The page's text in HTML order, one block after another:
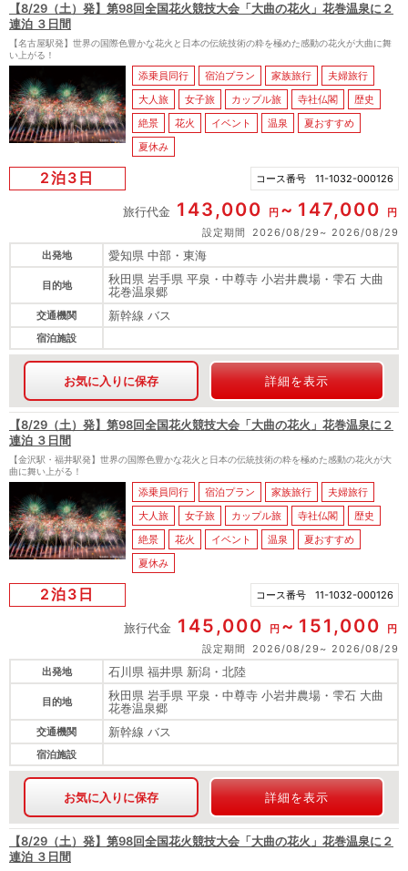
【8/29（土）発】第98回全国花火競技大会「大曲の花火」花巻温泉に２
連泊 ３日間
【名古屋駅発】世界の国際色豊かな花火と日本の伝統技術の粋を極めた感動の花火が大曲に舞
い上がる！
添乗員同行 宿泊プラン 家族旅行
夫婦旅行
大人旅
女子旅 カップル旅 寺社仏閣
歴史
絶景
花火 イベント 温泉
夏おすすめ
夏休み
2泊3日 コース番号 11-1032-000126
旅行代金 143,000 円 147,000
円
設定期間
2026/08/29
2026/08/29
出発地
愛知県 中部・東海
目的地
秋田県 岩手県 平泉・中尊寺 小岩井農場・雫石 大曲
花巻温泉郷
交通機関 新幹線 バス
宿泊施設
お気に入りに保存 詳細を表示
【8/29（土）発】第98回全国花火競技大会「大曲の花火」花巻温泉に２
連泊 ３日間
【金沢駅・福井駅発】世界の国際色豊かな花火と日本の伝統技術の粋を極めた感動の花火が大
曲に舞い上がる！
添乗員同行 宿泊プラン 家族旅行
夫婦旅行
大人旅
女子旅 カップル旅 寺社仏閣
歴史
絶景
花火 イベント 温泉
夏おすすめ
夏休み
2泊3日 コース番号 11-1032-000126
旅行代金 145,000 円 151,000
円
設定期間
2026/08/29
2026/08/29
出発地
石川県 福井県 新潟・北陸
目的地
秋田県 岩手県 平泉・中尊寺 小岩井農場・雫石 大曲
花巻温泉郷
交通機関 新幹線 バス
宿泊施設
お気に入りに保存 詳細を表示
【8/29（土）発】第98回全国花火競技大会「大曲の花火」花巻温泉に２
連泊 ３日間